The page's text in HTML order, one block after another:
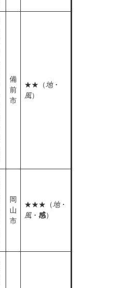
備
前
市
★★（地・
風）
岡
山
市
★★★（地・
風 ・ 感）